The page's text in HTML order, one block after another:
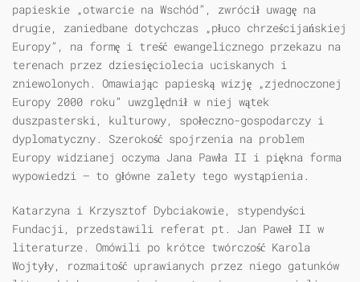
papieskie „otwarcie na Wschód”, zwrócił uwagę na
drugie, zaniedbane dotychczas „płuco chrześcijańskiej
Europy”, na formę i treść ewangelicznego przekazu na
terenach przez dziesięciolecia uciskanych i
zniewolonych. Omawiając papieską wizję „zjednoczonej
Europy 2000 roku” uwzględnił w niej wątek
duszpasterski, kulturowy, społeczno-gospodarczy i
dyplomatyczny. Szerokość spojrzenia na problem
Europy widzianej oczyma Jana Pawła II i piękna forma
wypowiedzi — to główne zalety tego wystąpienia.
Katarzyna i Krzysztof Dybciakowie, stypendyści
Fundacji, przedstawili referat pt. Jan Paweł II w
literaturze. Omówili po krótce twórczość Karola
Wojtyły, rozmaitość uprawianych przez niego gatunków